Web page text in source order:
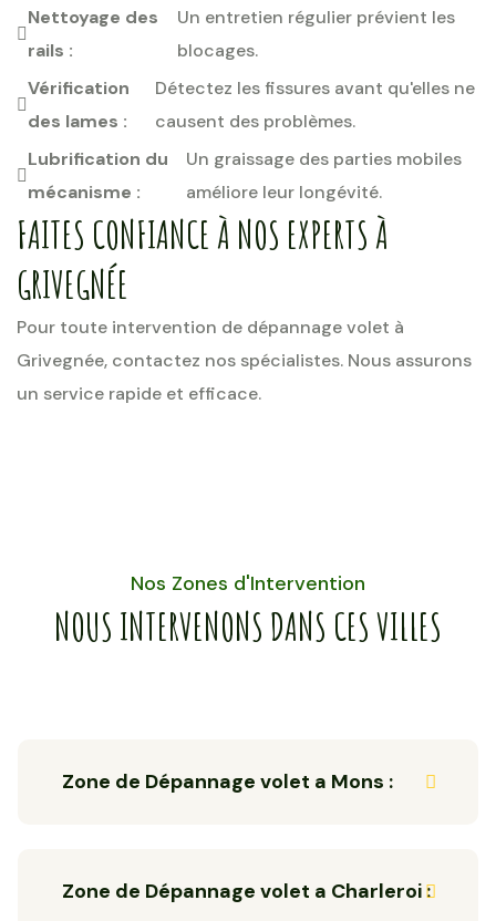
Nettoyage des
rails :
Un entretien régulier prévient les
blocages.
Vérification
des lames :
Détectez les fissures avant qu'elles ne
causent des problèmes.
Lubrification du
mécanisme :
Un graissage des parties mobiles
améliore leur longévité.
FAITES CONFIANCE À NOS EXPERTS À
GRIVEGNÉE
Pour toute intervention de dépannage volet à
Grivegnée, contactez nos spécialistes. Nous assurons
un service rapide et efficace.
Nos Zones d'Intervention
NOUS INTERVENONS DANS CES VILLES
Zone de Dépannage volet a Mons :
Zone de Dépannage volet a Charleroi :